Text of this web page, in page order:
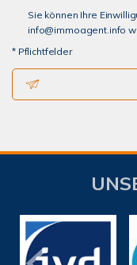
Sie können Ihre
info@immoagent.info
* Pflichtfelder